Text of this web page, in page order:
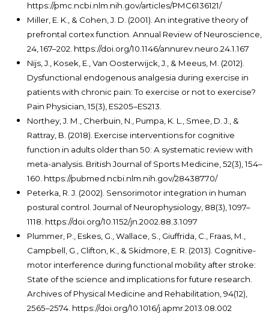
https://pmc.ncbi.nlm.nih.gov/articles/PMC6136121/
Miller, E. K., & Cohen, J. D. (2001). An integrative theory of
prefrontal cortex function. Annual Review of Neuroscience,
24, 167–202. https://doi.org/10.1146/annurev.neuro.24.1.167
Nijs, J., Kosek, E., Van Oosterwijck, J., & Meeus, M. (2012).
Dysfunctional endogenous analgesia during exercise in
patients with chronic pain: To exercise or not to exercise?
Pain Physician, 15(3), ES205–ES213.
Northey, J. M., Cherbuin, N., Pumpa, K. L., Smee, D. J., &
Rattray, B. (2018). Exercise interventions for cognitive
function in adults older than 50: A systematic review with
meta-analysis. British Journal of Sports Medicine, 52(3), 154–
160. https://pubmed.ncbi.nlm.nih.gov/28438770/
Peterka, R. J. (2002). Sensorimotor integration in human
postural control. Journal of Neurophysiology, 88(3), 1097–
1118. https://doi.org/10.1152/jn.2002.88.3.1097
Plummer, P., Eskes, G., Wallace, S., Giuffrida, C., Fraas, M.,
Campbell, G., Clifton, K., & Skidmore, E. R. (2013). Cognitive-
motor interference during functional mobility after stroke:
State of the science and implications for future research.
Archives of Physical Medicine and Rehabilitation, 94(12),
2565–2574. https://doi.org/10.1016/j.apmr.2013.08.002